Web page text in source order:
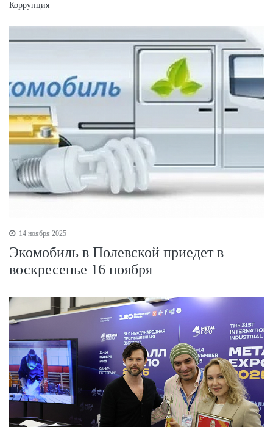
Коррупция
14 ноября 2025
Экомобиль в Полевской приедет в
воскресенье 16 ноября